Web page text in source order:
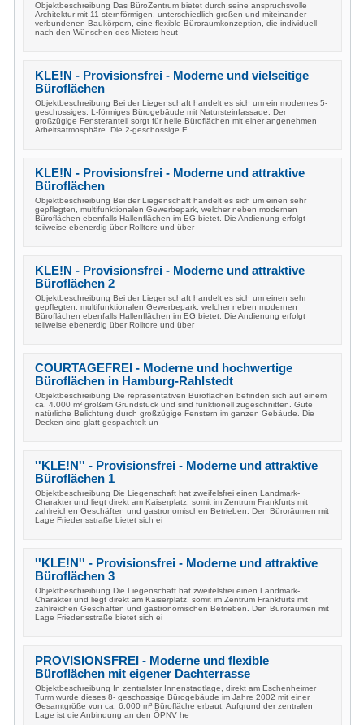
Objektbeschreibung Das BüroZentrum bietet durch seine anspruchsvolle
Architektur mit 11 sternförmigen, unterschiedlich großen und miteinander
verbundenen Baukörpern, eine flexible Büroraumkonzeption, die individuell
nach den Wünschen des Mieters heut
KLE!N - Provisionsfrei - Moderne und vielseitige
Büroflächen
Objektbeschreibung Bei der Liegenschaft handelt es sich um ein modernes 5-
geschossiges, L-förmiges Bürogebäude mit Natursteinfassade. Der
großzügige Fensteranteil sorgt für helle Büroflächen mit einer angenehmen
Arbeitsatmosphäre. Die 2-geschossige E
KLE!N - Provisionsfrei - Moderne und attraktive
Büroflächen
Objektbeschreibung Bei der Liegenschaft handelt es sich um einen sehr
gepflegten, multifunktionalen Gewerbepark, welcher neben modernen
Büroflächen ebenfalls Hallenflächen im EG bietet. Die Andienung erfolgt
teilweise ebenerdig über Rolltore und über
KLE!N - Provisionsfrei - Moderne und attraktive
Büroflächen 2
Objektbeschreibung Bei der Liegenschaft handelt es sich um einen sehr
gepflegten, multifunktionalen Gewerbepark, welcher neben modernen
Büroflächen ebenfalls Hallenflächen im EG bietet. Die Andienung erfolgt
teilweise ebenerdig über Rolltore und über
COURTAGEFREI - Moderne und hochwertige
Büroflächen in Hamburg-Rahlstedt
Objektbeschreibung Die repräsentativen Büroflächen befinden sich auf einem
ca. 4.000 m² großem Grundstück und sind funktionell zugeschnitten. Gute
natürliche Belichtung durch großzügige Fenstern im ganzen Gebäude. Die
Decken sind glatt gespachtelt un
''KLE!N'' - Provisionsfrei - Moderne und attraktive
Büroflächen 1
Objektbeschreibung Die Liegenschaft hat zweifelsfrei einen Landmark-
Charakter und liegt direkt am Kaiserplatz, somit im Zentrum Frankfurts mit
zahlreichen Geschäften und gastronomischen Betrieben. Den Büroräumen mit
Lage Friedensstraße bietet sich ei
''KLE!N'' - Provisionsfrei - Moderne und attraktive
Büroflächen 3
Objektbeschreibung Die Liegenschaft hat zweifelsfrei einen Landmark-
Charakter und liegt direkt am Kaiserplatz, somit im Zentrum Frankfurts mit
zahlreichen Geschäften und gastronomischen Betrieben. Den Büroräumen mit
Lage Friedensstraße bietet sich ei
PROVISIONSFREI - Moderne und flexible
Büroflächen mit eigener Dachterrasse
Objektbeschreibung In zentralster Innenstadtlage, direkt am Eschenheimer
Turm wurde dieses 8- geschossige Bürogebäude im Jahre 2002 mit einer
Gesamtgröße von ca. 6.000 m² Bürofläche erbaut. Aufgrund der zentralen
Lage ist die Anbindung an den ÖPNV he